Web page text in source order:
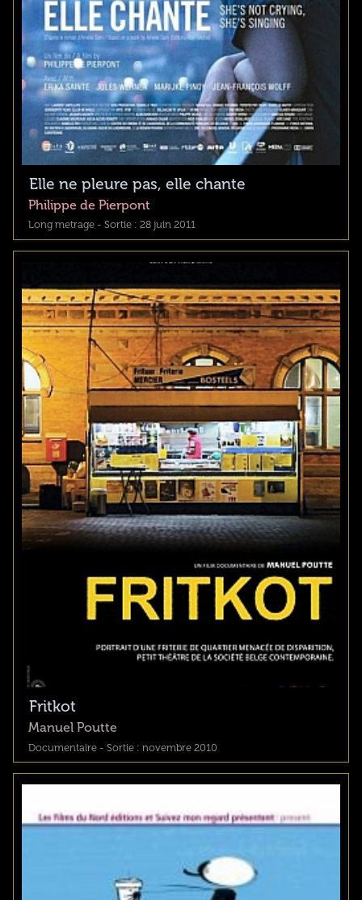
Elle ne pleure pas, elle chante
Philippe de Pierpont
Long metrage - Sortie : 28 juin 2011
Fritkot
Manuel Poutte
Documentaire - Sortie : novembre 2010